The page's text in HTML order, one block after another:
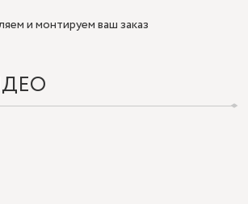
и монтируем ваш заказ